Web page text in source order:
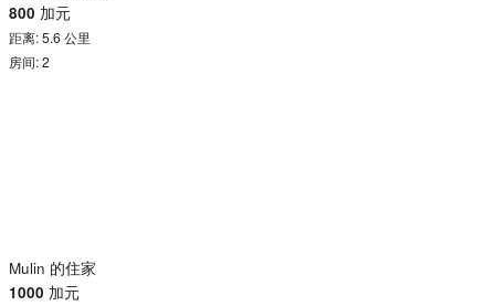
800 加元
距离: 5.6 公里
房间: 2
Mulin 的住家
1000 加元